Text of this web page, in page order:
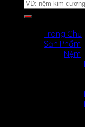
Tìm
Trang Chủ
Sản Phẩm
Nệm